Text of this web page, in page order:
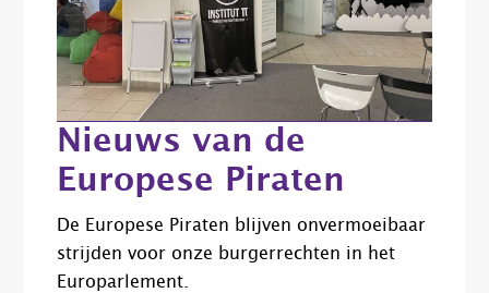
Nieuws van de
Europese Piraten
De Europese Piraten blijven onvermoeibaar
strijden voor onze burgerrechten in het
Europarlement.